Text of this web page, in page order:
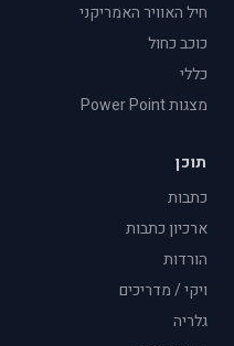
חיל האוויר האמריקני
כוכב כחול
כללי
מצגות Power Point
תוכן
כתבות
ארכיון כתבות
הורדות
ויקי / מדריכים
גלריה